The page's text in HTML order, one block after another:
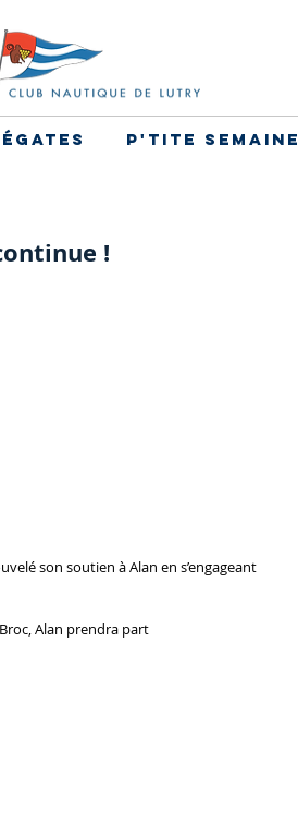
P'tite Semaine
!
son soutien à Alan en s’engageant
Alan prendra part